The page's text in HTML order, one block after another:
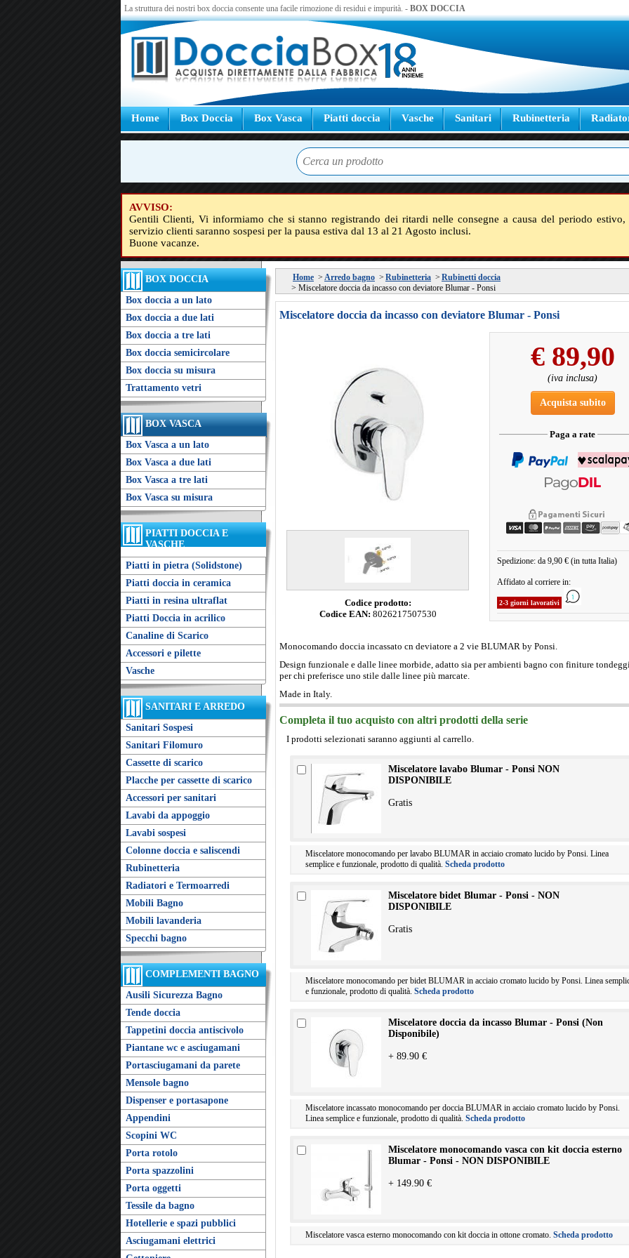
La struttura dei nostri box doccia consente una facile rimozione di residui e impurità. - BOX DOCCIA
Home Box Doccia Box Vasca Piatti doccia Vasche Sanitari Rubinetteria
AVVISO:
Gentili Clienti, Vi informiamo che si stanno registrando dei ritardi nelle consegne a causa del periodo
servizio clienti saranno sospesi per la pausa estiva dal 13 al 21 Agosto inclusi.
Buone vacanze.
BOX DOCCIA
Box doccia a un lato
Box doccia a due lati
Box doccia a tre lati
Box doccia semicircolare
Box doccia su misura
Trattamento vetri
BOX VASCA
Box Vasca a un lato
Box Vasca a due lati
Box Vasca a tre lati
Box Vasca su misura
PIATTI DOCCIA E
VASCHE
Piatti in pietra (Solidstone)
Piatti doccia in ceramica
Piatti in resina ultraflat
Piatti Doccia in acrilico
Canaline di Scarico
Accessori e pilette
Vasche
SANITARI E ARREDO
Sanitari Sospesi
Sanitari Filomuro
Cassette di scarico
Placche per cassette di scarico
Accessori per sanitari
Lavabi da appoggio
Lavabi sospesi
Colonne doccia e saliscendi
Rubinetteria
Radiatori e Termoarredi
Mobili Bagno
Mobili lavanderia
Specchi bagno
COMPLEMENTI BAGNO
Ausili Sicurezza Bagno
Tende doccia
Tappetini doccia antiscivolo
Piantane wc e asciugamani
Portasciugamani da parete
Mensole bagno
Dispenser e portasapone
Appendini
Scopini WC
Porta rotolo
Porta spazzolini
Porta oggetti
Tessile da bagno
Hotellerie e spazi pubblici
Asciugamani elettrici
Home > Arredo bagno > Rubinetteria > Rubinetti doccia
> Miscelatore doccia da incasso con deviatore Blumar - Ponsi
Miscelatore doccia da incasso con deviatore Blumar - Ponsi
Codice prodotto:
Codice EAN: 8026217507530
€ 89,90
(iva inclusa)
Acquista subito
Paga a rate
Spedizione: da 9,90 € (in tutta Italia)
Affidato al corriere in:
2-3 giorni lavorativi
Monocomando doccia incassato cn deviatore a 2 vie BLUMAR by Ponsi.
Design funzionale e dalle linee morbide, adatto sia per ambienti bagno con finiture
per chi preferisce uno stile dalle linee più marcate.
Made in Italy.
Completa il tuo acquisto con altri prodotti della serie
I prodotti selezionati saranno aggiunti al carrello.
Miscelatore lavabo Blumar - Ponsi NON
DISPONIBILE
Gratis
Miscelatore monocomando per lavabo BLUMAR in acciaio cromato lucido by Ponsi. Linea
semplice e funzionale, prodotto di qualità. Scheda prodotto
Miscelatore bidet Blumar - Ponsi - NON
DISPONIBILE
Gratis
Miscelatore monocomando per bidet BLUMAR in acciaio cromato lucido by Ponsi. Linea
e funzionale, prodotto di qualità. Scheda prodotto
Miscelatore doccia da incasso Blumar - Ponsi (Non
Disponibile)
+ 89.90 €
Miscelatore incassato monocomando per doccia BLUMAR in acciaio cromato lucido by Ponsi.
Linea semplice e funzionale, prodotto di qualità. Scheda prodotto
Miscelatore monocomando vasca con kit doccia esterno
Blumar - Ponsi - NON DISPONIBILE
+ 149.90 €
Miscelatore vasca esterno monocomando con kit doccia in ottone cromato. Scheda prodotto